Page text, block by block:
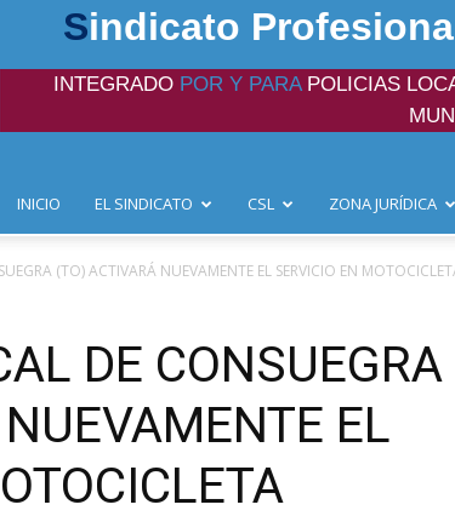
Sindicato
INTEGRADO POR Y PARAPOLICIAS
INICIO EL SINDICATO CSL ZONA JURÍDICA
(TO) ACTIVARÁ NUEVAMENTE EL SERVICIO EN
DE CONSUEGRA
EL